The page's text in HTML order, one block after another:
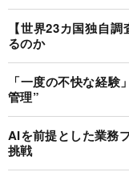
【世界23カ国独自
るのか
「一度の不快な経
管理”
AIを前提とした業務
挑戦